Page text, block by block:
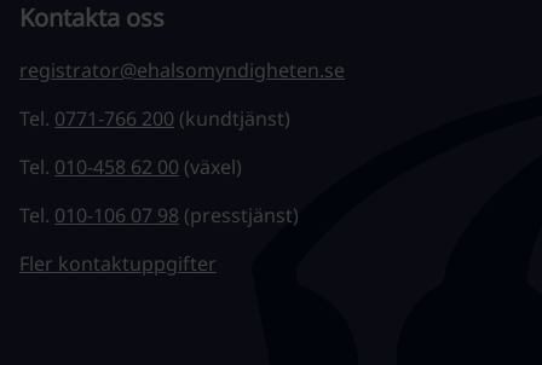
Kontakta oss
registrator@ehalsomyndigheten.se
Tel. 0771-766 200 (kundtjänst)
Tel. 010-458 62 00 (växel)
Tel. 010-106 07 98 (presstjänst)
Fler kontaktuppgifter